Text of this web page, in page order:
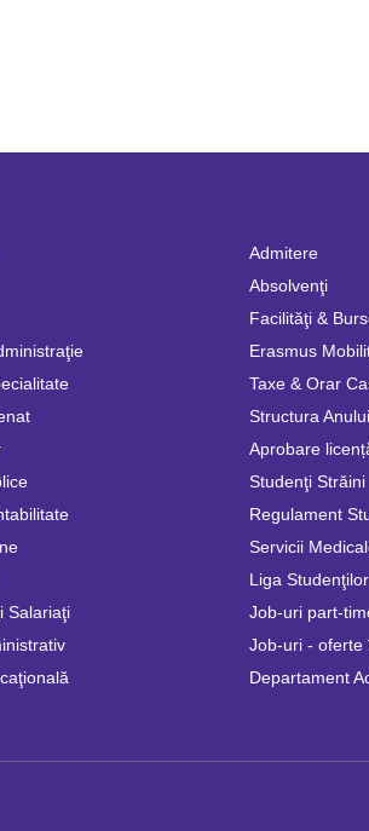
Salariaţi
Admitere
Absolvenţi
Facilităţi &
Erasmus
Taxe & Orar
Structura
Aprobare
Studenţi Străini
Regulament
Servicii
Liga
Job-uri part-
Job-uri - oferte
Departament